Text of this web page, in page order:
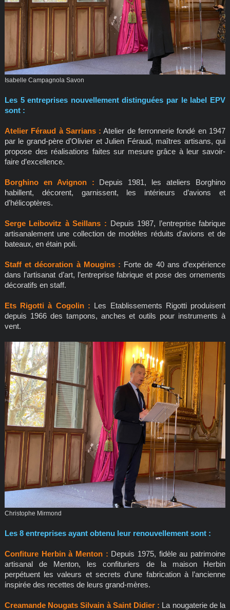
Isabelle Campagnola Savon
Les 5 entreprises nouvellement distinguées par le label EPV
sont :
Atelier Féraud à Sarrians : Atelier de ferronnerie fondé en 1947
par le grand-père d’Olivier et Julien Féraud, maîtres artisans, qui
propose des réalisations faites sur mesure grâce à leur savoir-
faire d’excellence.
Borghino en Avignon : Depuis 1981, les ateliers Borghino
habillent, décorent, garnissent, les intérieurs d’avions et
d’hélicoptères.
Serge Leibovitz à Seillans : Depuis 1987, l’entreprise fabrique
artisanalement une collection de modèles réduits d'avions et de
bateaux, en étain poli.
Staff et décoration à Mougins : Forte de 40 ans d’expérience
dans l’artisanat d’art, l’entreprise fabrique et pose des ornements
décoratifs en staff.
Ets Rigotti à Cogolin : Les Etablissements Rigotti produisent
depuis 1966 des tampons, anches et outils pour instruments à
vent.
Christophe Mirmond
Les 8 entreprises ayant obtenu leur renouvellement sont :
Confiture Herbin à Menton : Depuis 1975, fidèle au patrimoine
artisanal de Menton, les confituriers de la maison Herbin
perpétuent les valeurs et secrets d’une fabrication à l’ancienne
inspirée des recettes de leurs grand-mères.
Creamande Nougats Silvain à Saint Didier : La nougaterie de la